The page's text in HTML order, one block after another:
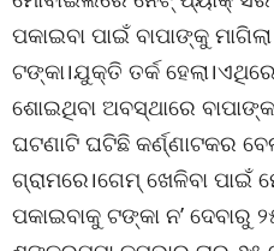
ପକାଇବା ପାଇଁ ବାପାଙ୍କୁ
ଟଙ୍କା।ଯୁକ୍ତି ତର୍କ
ଶୋଇଥିବା ଅବସ୍ଥାରେ
ଘଟଣାଟି ଘଟିଛି କର୍ଣ୍ଣାଟକର
ଗ୍ରାମରେ।ଗେମ୍ ଖେଳିବା ପାଇଁ
ପକାଇବାକୁ ଟଙ୍କା ନ’ ଦେବାରୁ